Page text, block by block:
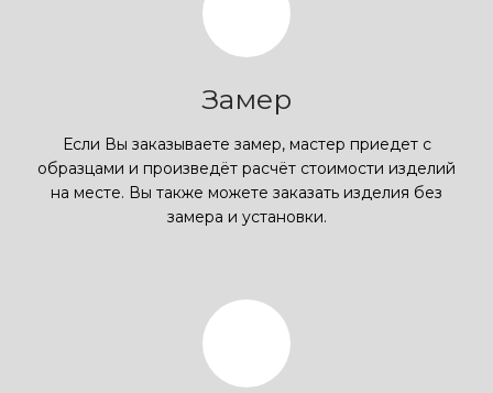
Замер
Если Вы заказываете замер, мастер приедет с
образцами и произведёт расчёт стоимости изделий
на месте. Вы также можете заказать изделия без
замера и установки.